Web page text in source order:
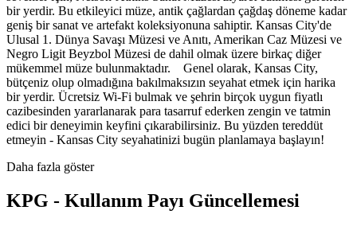
bir yerdir. Bu etkileyici müze, antik çağlardan çağdaş döneme kadar
geniş bir sanat ve artefakt koleksiyonuna sahiptir. Kansas City'de
Ulusal 1. Dünya Savaşı Müzesi ve Anıtı, Amerikan Caz Müzesi ve
Negro Ligit Beyzbol Müzesi de dahil olmak üzere birkaç diğer
mükemmel müze bulunmaktadır. Genel olarak, Kansas City,
bütçeniz olup olmadığına bakılmaksızın seyahat etmek için harika
bir yerdir. Ücretsiz Wi-Fi bulmak ve şehrin birçok uygun fiyatlı
cazibesinden yararlanarak para tasarruf ederken zengin ve tatmin
edici bir deneyimin keyfini çıkarabilirsiniz. Bu yüzden tereddüt
etmeyin - Kansas City seyahatinizi bugün planlamaya başlayın!
Daha fazla göster
KPG - Kullanım Payı Güncellemesi